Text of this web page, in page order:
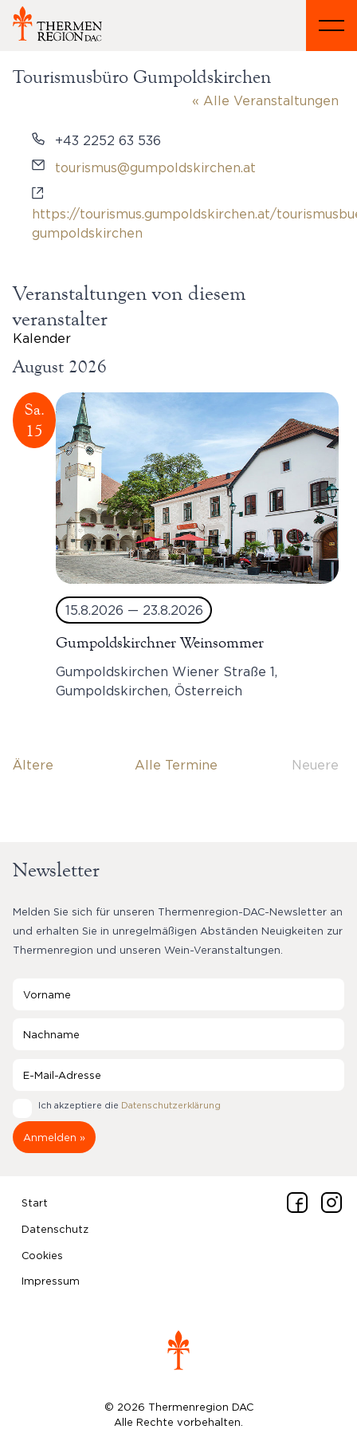
Tourismusbüro Gumpoldskirchen
« Alle Veranstaltungen
Telefon
+43 2252 63 536
Email
tourismus@gumpoldskirchen.at
https://tourismus.gumpoldskirchen.at/
gumpoldskirchen
Veranstaltungen von diesem
veranstalter
Kalender
wählen.
August 2026
Sa.
15
Gumpoldskirchner Weinsommer
15.8.2026 — 23.8.2026
GumpoldskirchenWiener Straße 1,
Gumpoldskirchen, Österreich
Ältere VeranstaltungenAlle Termine
Neuere
Newsletter
Melden Sie sich für unseren Thermenregion-DAC-Newsletter an
und erhalten Sie in unregelmäßigen Abständen Neuigkeiten zur
Thermenregion und unseren Wein-Veranstaltungen.
Ich akzeptiere die Datenschutzerklärung
Start
Datenschutz
Cookies
Impressum
© 2026 Thermenregion DAC
Alle Rechte vorbehalten.